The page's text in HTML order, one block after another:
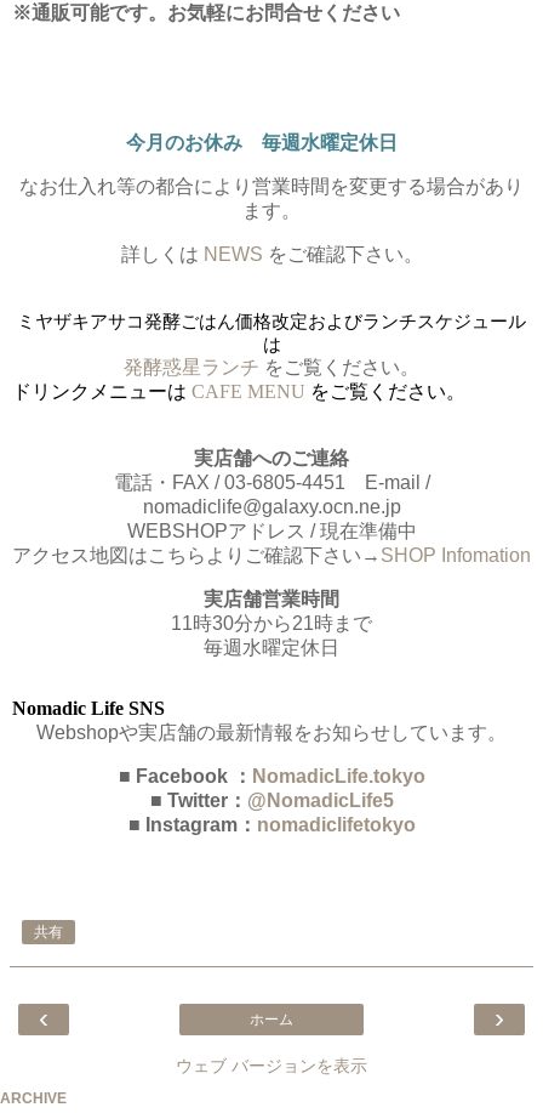
※通販可能です。お気軽にお問合せください
今月のお休み 毎週水曜定休日
なお仕入れ等の都合により営業時間を変更する場合があり
ます。
詳しくは NEWS をご確認下さい。
ミヤザキアサコ発酵ごはん価格改定およびランチスケジュール
は
発酵惑星ランチ をご覧ください。
ドリンクメニューは CAFE MENU をご覧ください。
実店舗へのご連絡
電話・FAX / 03-6805-4451 E-mail /
nomadiclife@galaxy.ocn.ne.jp
WEBSHOPアドレス / 現在準備中
アクセス地図はこちらよりご確認下さい→ SHOP Infomation
実店舗営業時間
11時30分から21時まで
毎週水曜定休日
Nomadic Life SNS
Webshopや実店舗の最新情報をお知らせしています。
■ Facebook ： NomadicLife.tokyo
■ Twitter： @NomadicLife5
■ Instagram： nomadiclifetokyo
共有
‹ ›
ホーム
ウェブ バージョンを表示
ARCHIVE